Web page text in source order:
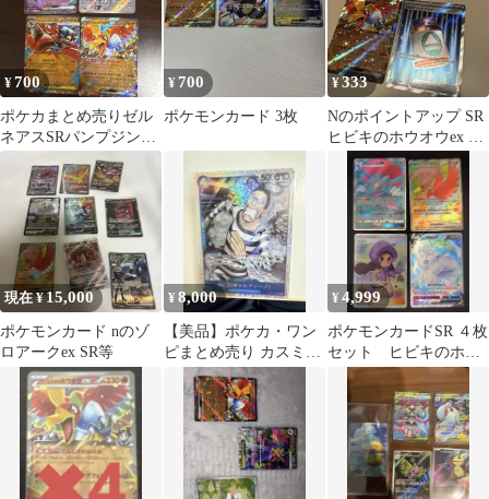
¥700
ポケカまとめ売りゼル
ネアスSRパンプジンex
メガルカリオexヒビキ
のホウオウex
¥ 700
ポケモンカード 3枚
¥333
Nのポイントアップ SR
ヒビキのホウオウex RR
メガカイリューex RR
現在 ¥15,000
ポケモンカード nのゾ
ロアークex SR等
¥8,000
【美品】ポケカ・ワン
ピまとめ売り カスミの
元気SR・グラジオ
SAR・エースL他
¥4,999
ポケモンカードSR ４枚
セット ヒビキのホウ
オウ、ハプウ、マニュ